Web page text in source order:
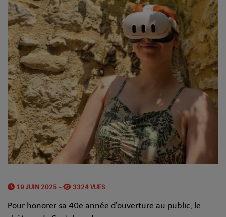
19 JUIN 2025 - 3324 VUES
Pour honorer sa 40e année d’ouverture au public, le